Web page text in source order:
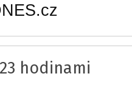
hodinami